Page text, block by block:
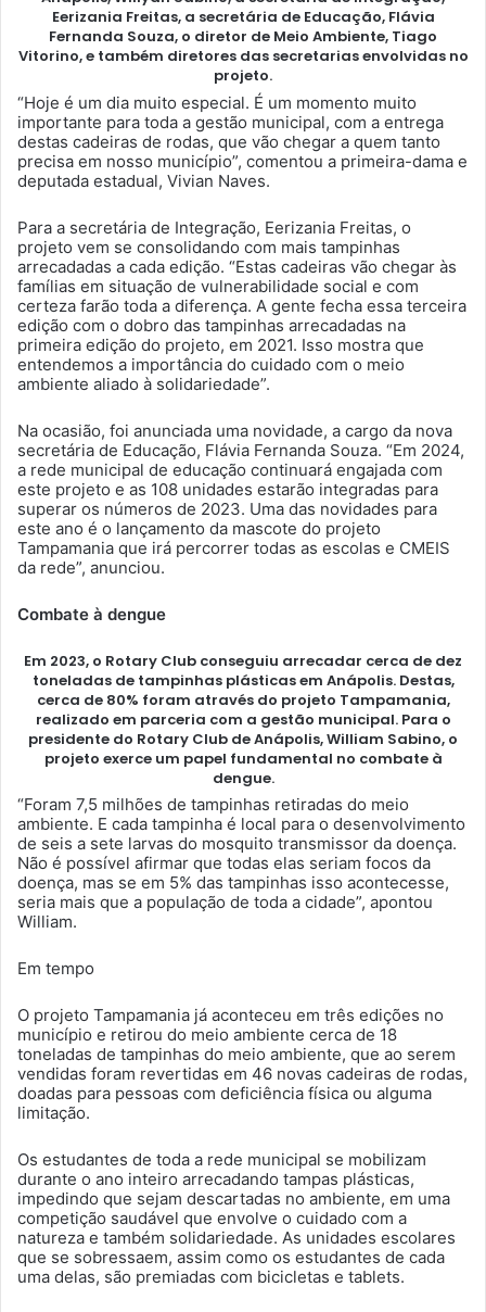
Eerizania Freitas, a secretária de Educação, Flávia
Fernanda Souza, o diretor de Meio Ambiente, Tiago
Vitorino, e também diretores das secretarias envolvidas no
projeto.
“Hoje é um dia muito especial. É um momento muito
importante para toda a gestão municipal, com a entrega
destas cadeiras de rodas, que vão chegar a quem tanto
precisa em nosso município”, comentou a primeira-dama e
deputada estadual, Vivian Naves.
Para a secretária de Integração, Eerizania Freitas, o
projeto vem se consolidando com mais tampinhas
arrecadadas a cada edição. “Estas cadeiras vão chegar às
famílias em situação de vulnerabilidade social e com
certeza farão toda a diferença. A gente fecha essa terceira
edição com o dobro das tampinhas arrecadadas na
primeira edição do projeto, em 2021. Isso mostra que
entendemos a importância do cuidado com o meio
ambiente aliado à solidariedade”.
Na ocasião, foi anunciada uma novidade, a cargo da nova
secretária de Educação, Flávia Fernanda Souza. “Em 2024,
a rede municipal de educação continuará engajada com
este projeto e as 108 unidades estarão integradas para
superar os números de 2023. Uma das novidades para
este ano é o lançamento da mascote do projeto
Tampamania que irá percorrer todas as escolas e CMEIS
da rede”, anunciou.
Combate à dengue
Em 2023, o Rotary Club conseguiu arrecadar cerca de dez
toneladas de tampinhas plásticas em Anápolis. Destas,
cerca de 80% foram através do projeto Tampamania,
realizado em parceria com a gestão municipal. Para o
presidente do Rotary Club de Anápolis, William Sabino, o
projeto exerce um papel fundamental no combate à
dengue.
“Foram 7,5 milhões de tampinhas retiradas do meio
ambiente. E cada tampinha é local para o desenvolvimento
de seis a sete larvas do mosquito transmissor da doença.
Não é possível afirmar que todas elas seriam focos da
doença, mas se em 5% das tampinhas isso acontecesse,
seria mais que a população de toda a cidade”, apontou
William.
Em tempo
O projeto Tampamania já aconteceu em três edições no
município e retirou do meio ambiente cerca de 18
toneladas de tampinhas do meio ambiente, que ao serem
vendidas foram revertidas em 46 novas cadeiras de rodas,
doadas para pessoas com deficiência física ou alguma
limitação.
Os estudantes de toda a rede municipal se mobilizam
durante o ano inteiro arrecadando tampas plásticas,
impedindo que sejam descartadas no ambiente, em uma
competição saudável que envolve o cuidado com a
natureza e também solidariedade. As unidades escolares
que se sobressaem, assim como os estudantes de cada
uma delas, são premiadas com bicicletas e tablets.